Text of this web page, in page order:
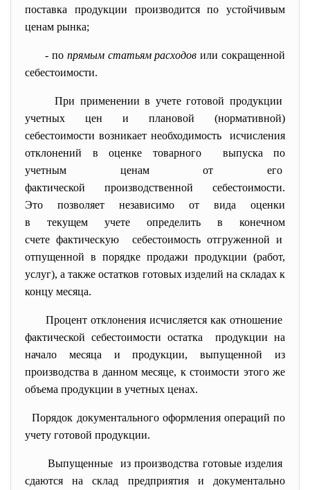
поставка продукции производится по устойчивым
ценам рынка;
- по прямым статьям расходовили сокращенной
себестоимости.
При применении в учете готовой продукции
учетных цен и плановой (нормативной)
себестоимости возникает необходимость исчисления
отклонений в оценке товарного выпуска по
учетным ценам от его
фактической производственной себестоимости.
Это позволяет независимо от вида оценки
в текущем учете определить в конечном
счете фактическую себестоимость отгруженной и
отпущенной в порядке продажи продукции (работ,
услуг), а также остатков готовых изделий на складах к
концу месяца.
Процент отклонения исчисляется как отношение
фактической себестоимости остатка продукции на
начало месяца и продукции, выпущенной из
производства в данном месяце, к стоимости этого же
объема продукции в учетных ценах.
Порядок документального оформления операций по
учету готовой продукции.
Выпущенные из производства готовые изделия
сдаются на склад предприятия и документально